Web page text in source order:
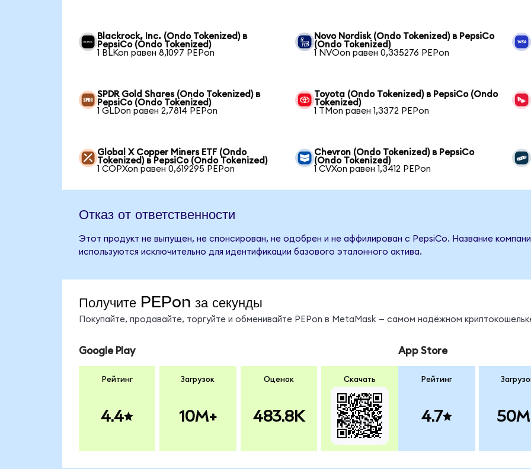
Blackrock, Inc. (Ondo Tokenized) в
PepsiCo (Ondo Tokenized)
1 BLKon равен 8,1097 PEPon
Novo Nordisk (Ondo Tokenized) в PepsiCo
(Ondo Tokenized)
1 NVOon равен 0,335276 PEPon
SPDR Gold Shares (Ondo Tokenized) в
PepsiCo (Ondo Tokenized)
1 GLDon равен 2,7814 PEPon
Toyota (Ondo Tokenized) в PepsiCo (Ondo
Tokenized)
1 TMon равен 1,3372 PEPon
Global X Copper Miners ETF (Ondo
Tokenized) в PepsiCo (Ondo Tokenized)
1 COPXon равен 0,619295 PEPon
Chevron (Ondo Tokenized) в PepsiCo
(Ondo Tokenized)
1 CVXon равен 1,3412 PEPon
Отказ от ответственности
Этот продукт не выпущен, не спонсирован, не одобрен и не аффилирован с PepsiCo. Название
используются исключительно для идентификации базового эталонного актива.
Получите PEPon за секунды
Покупайте, продавайте, торгуйте и обменивайте PEPon в MetaMask — самом надёжном
Google Play
Рейтинг
4.4
Загрузок
10M+
Оценок
483.8K
Скачать
App Store
Рейтинг
4.7